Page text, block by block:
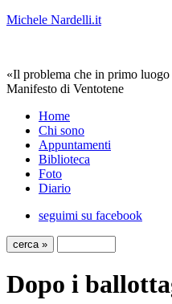
Michele Nardelli.it
«Il problema che in primo
Manifesto di Ventotene
Home
Chi sono
Appuntamenti
Biblioteca
Foto
Diario
seguimi su facebook
Dopo i